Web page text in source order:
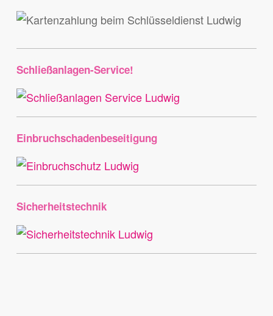
Schließanlagen-Service!
Einbruchschadenbeseitigung
Sicherheitstechnik